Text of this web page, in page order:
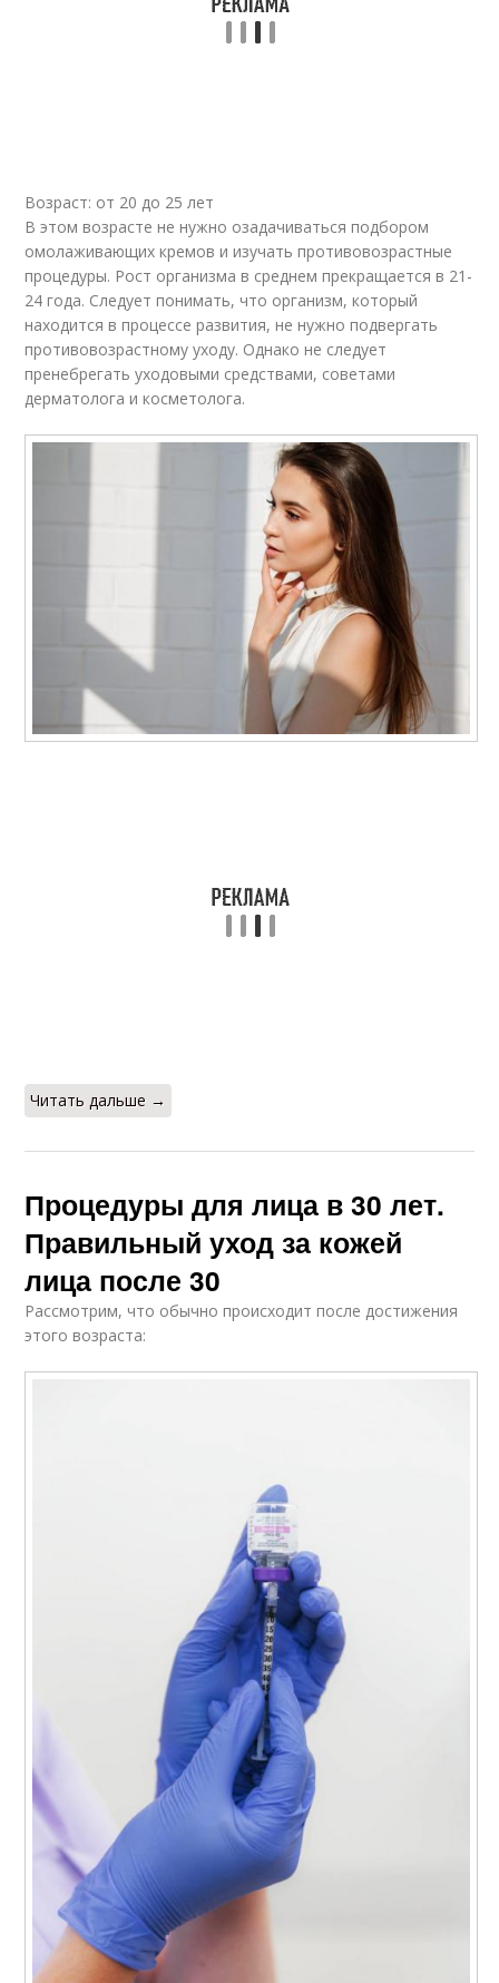
Возраст: от 20 до 25 лет
В этом возрасте не нужно озадачиваться подбором
омолаживающих кремов и изучать противовозрастные
процедуры. Рост организма в среднем прекращается в 21-
24 года. Следует понимать, что организм, который
находится в процессе развития, не нужно подвергать
противовозрастному уходу. Однако не следует
пренебрегать уходовыми средствами, советами
дерматолога и косметолога.
Читать дальше →
Процедуры для лица в 30 лет.
Правильный уход за кожей
лица после 30
Рассмотрим, что обычно происходит после достижения
этого возраста: